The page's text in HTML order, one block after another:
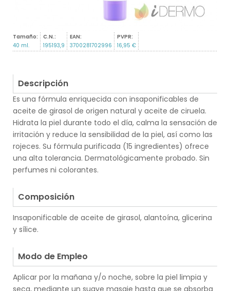
Tamaño:
40 ml.
C.N.:
195193,9
EAN:
3700281702996
PVPR:
16,95 €
Descripción
Es una fórmula enriquecida con insaponificables de
aceite de girasol de origen natural y aceite de ciruela.
Hidrata la piel durante todo el día, calma la sensación de
irritación y reduce la sensibilidad de la piel, así como las
rojeces. Su fórmula purificada (15 ingredientes) ofrece
una alta tolerancia. Dermatológicamente probado. Sin
perfumes ni colorantes.
Composición
Insaponificable de aceite de girasol, alantoína, glicerina
y sílice.
Modo de Empleo
Aplicar por la mañana y/o noche, sobre la piel limpia y